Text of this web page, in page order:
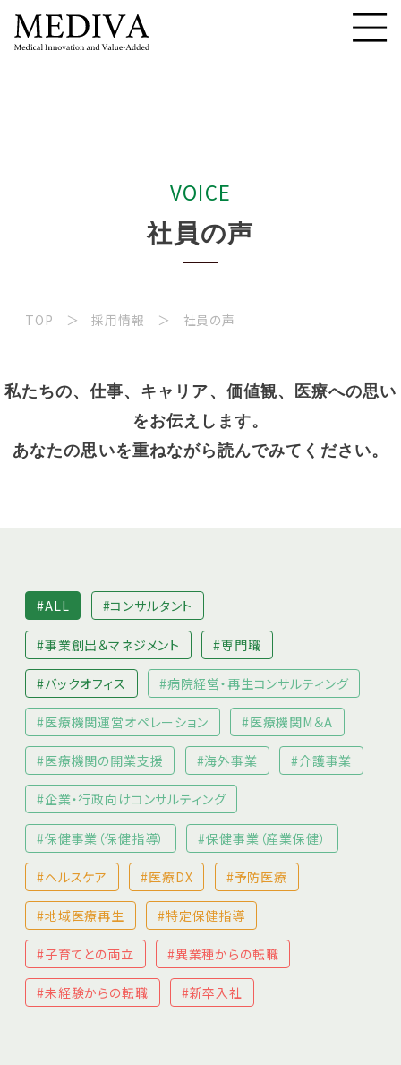
VOICE
社 員の声
TOP 採用情報 社員の声
私たちの、仕事、キャリア、価値観、医療への思い
をお伝えします。
あなたの思いを重ねながら読んでみてください。
#ALL #コンサルタント
#事業創出＆マネジメント #専門職
#バックオフィス #病院経営・再生コンサルティング
#医療機関運営オペレーション #医療機関M＆A
#医療機関の開業支援 #海外事業 #介護事業
#企業・行政向けコンサルティング
#保健事業（保健指導） #保健事業（産業保健）
#ヘルスケア #医療DX #予防医療
#地域医療再生 #特定保健指導
#子育てとの両立 #異業種からの転職
#未経験からの転職 #新卒入社